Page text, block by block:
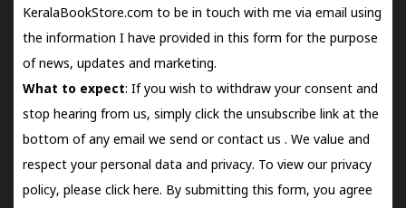
KeralaBookStore.com to be in touch with me via email using
the information I have provided in this form for the purpose
of news, updates and marketing.
What to expect: If you wish to withdraw your consent and
stop hearing from us, simply click the unsubscribe link at the
bottom of any email we send orcontact us . We value and
respect your personal data and privacy. To view our privacy
policy, please click here. By submitting this form, you agree